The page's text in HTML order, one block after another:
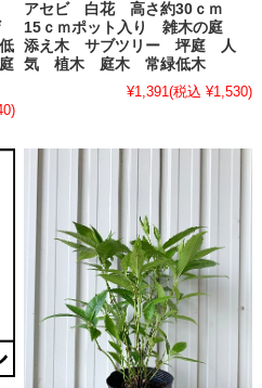
アセビ 白花 高さ約30ｃｍ
15ｃｍポット入り 雑木の庭
添え木 サブツリー 坪庭 人
気 植木 庭木 常緑低木
¥1,391(税込 ¥1,530)